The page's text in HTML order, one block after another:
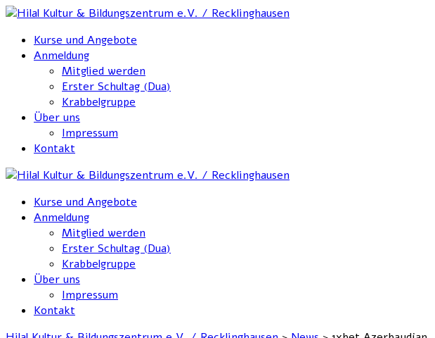
Kurse und Angebote
Anmeldung
Mitglied werden
Erster Schultag (Dua)
Krabbelgruppe
Über uns
Impressum
Kontakt
Kurse und Angebote
Anmeldung
Mitglied werden
Erster Schultag (Dua)
Krabbelgruppe
Über uns
Impressum
Kontakt